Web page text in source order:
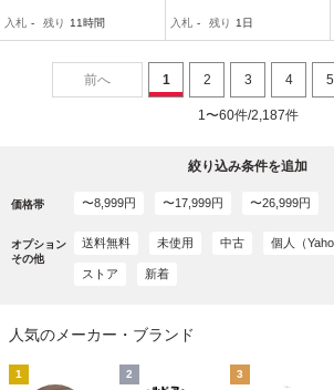
可 CAINZ 白 未使用
入札 - 残り 11時間
談 ※在庫有【シンオ
入札 - 残り 1日
前へ 1 2 3 4 5
1〜60件/2,187件
絞り込み条件を追加
価格帯 〜8,999円 〜17,999円 〜26,999円
オプション
その他
送料無料 未使用 中古 個人（
ストア 新着
人気のメーカー・ブランド
1 2 3